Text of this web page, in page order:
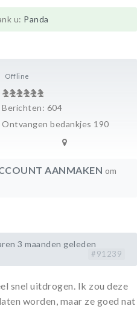
Offline
Berichten: 604
Ontvangen bedankjes 190
u: Panda
AANMAKEN om
3 maanden geleden
#91239
snel uitdrogen. Ik zou deze
worden, maar ze goed nat